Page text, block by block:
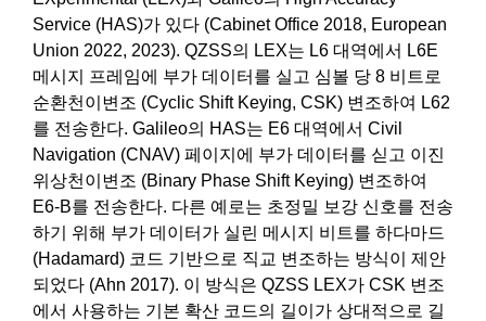
Service (HAS)가 있다 (Cabinet Office 2018, European
Union 2022, 2023). QZSS의 LEX는 L6 대역에서 L6E
메시지 프레임에 부가 데이터를 실고 심볼 당 8 비트로
순환천이변조 (Cyclic Shift Keying, CSK) 변조하여 L62
를 전송한다. Galileo의 HAS는 E6 대역에서 Civil
Navigation (CNAV) 페이지에 부가 데이터를 싣고 이진
위상천이변조 (Binary Phase Shift Keying) 변조하여
E6-B를 전송한다. 다른 예로는 초정밀 보강 신호를 전송
하기 위해 부가 데이터가 실린 메시지 비트를 하다마드
(Hadamard) 코드 기반으로 직교 변조하는 방식이 제안
되었다 (Ahn 2017). 이 방식은 QZSS LEX가 CSK 변조
에서 사용하는 기본 확산 코드의 길이가 상대적으로 길